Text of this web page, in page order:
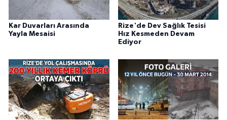
Kar Duvarları Arasında
Yayla Mesaisi
Rize'de Dev Sağlık Tesisi
Hız Kesmeden Devam
Ediyor